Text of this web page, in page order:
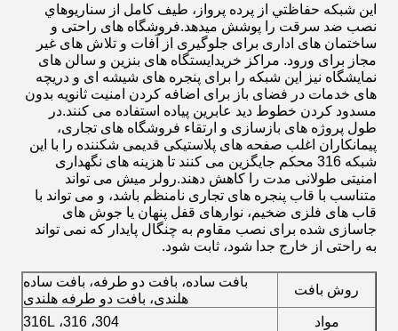
اين شبكه حفاظتي از پرده پرواز، طیف كامل از سناريوهاي
نصب ضد سرقت را پوشش ميدهد.فروشگاه های راحتی و
ساختمان های اداری برای جلوگیری از آفات و تلاش های غیر
مجاز برای ورود. مراکز خریدایستگاه های بنزین و سالن های
نمایشگاه نیز این شبکه را برای پنجره های شیشه ای و دریچه
های خدمات در فضای باز برای اضافه کردن امنیت ثانویه بدون
مسدود کردن خطوط دید عابرین پیاده استفاده می کنند.در
طول پروژه های بازسازی و ارتقاء فروشگاه های تجاری،
پیمانکاران اغلب صفحه های پلاستیکی قدیمی شکننده را با این
شبکه 316 محکم جایگزین می کنند تا هزینه های نگهداری
امنیتی طولانی مدت را کاهش دهند.رولر میش می تواند
متناسب با قاب پنجره های تجاری نامنظم باشد، و می تواند با
قاب های فلزی ضخیم، نوارهای قفل پنهان یا جوش های
جاسازی شده برای نصب مقاوم به چنگال پایدار که نمی تواند
به راحتی از خارج جدا شود، ثابت شود.
روش بافت
بافت ساده، بافت دو طرفه، بافت ساده
هلندی، بافت دو طرفه هلندی
مواد
304، 316، 316L